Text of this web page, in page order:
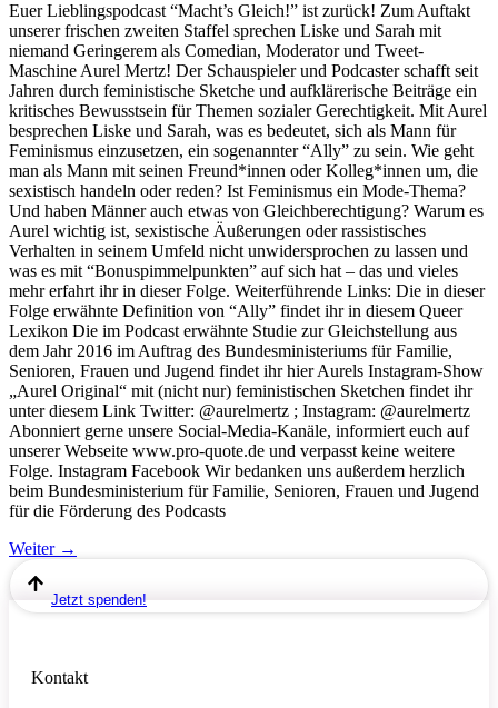
Euer Lieblingspodcast “Macht’s Gleich!” ist zurück! Zum Auftakt
unserer frischen zweiten Staffel sprechen Liske und Sarah mit
niemand Geringerem als Comedian, Moderator und Tweet-
Maschine Aurel Mertz! Der Schauspieler und Podcaster schafft seit
Jahren durch feministische Sketche und aufklärerische Beiträge ein
kritisches Bewusstsein für Themen sozialer Gerechtigkeit. Mit Aurel
besprechen Liske und Sarah, was es bedeutet, sich als Mann für
Feminismus einzusetzen, ein sogenannter “Ally” zu sein. Wie geht
man als Mann mit seinen Freund*innen oder Kolleg*innen um, die
sexistisch handeln oder reden? Ist Feminismus ein Mode-Thema?
Und haben Männer auch etwas von Gleichberechtigung? Warum es
Aurel wichtig ist, sexistische Äußerungen oder rassistisches
Verhalten in seinem Umfeld nicht unwidersprochen zu lassen und
was es mit “Bonuspimmelpunkten” auf sich hat – das und vieles
mehr erfahrt ihr in dieser Folge. Weiterführende Links: Die in dieser
Folge erwähnte Definition von “Ally” findet ihr in diesem Queer
Lexikon Die im Podcast erwähnte Studie zur Gleichstellung aus
dem Jahr 2016 im Auftrag des Bundesministeriums für Familie,
Senioren, Frauen und Jugend findet ihr hier Aurels Instagram-Show
„Aurel Original“ mit (nicht nur) feministischen Sketchen findet ihr
unter diesem Link Twitter: @aurelmertz ; Instagram: @aurelmertz
Abonniert gerne unsere Social-Media-Kanäle, informiert euch auf
unserer Webseite www.pro-quote.de und verpasst keine weitere
Folge. Instagram Facebook Wir bedanken uns außerdem herzlich
beim Bundesministerium für Familie, Senioren, Frauen und Jugend
für die Förderung des Podcasts
Weiter →
Jetzt spenden!
Kontakt